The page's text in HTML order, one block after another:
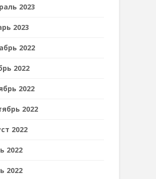
2023
2023
2022
2022
2022
2022
2022
2022
2022